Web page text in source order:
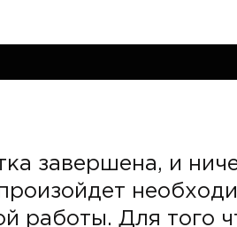
завершена, и
работы. Для того